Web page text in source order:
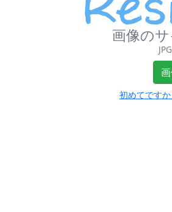
画像の
初めてです